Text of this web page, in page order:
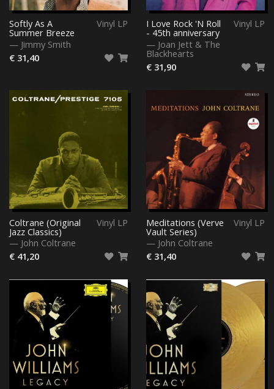
Vinyl LP
Softly As A
Summer Breeze
— Jimmy Smith
€ 31,40
Vinyl LP
I Love Rock 'N Roll
- 45th anniversary
— Joan Jett & The
Blackhearts
€ 31,90
Vinyl LP
Coltrane (Original
Jazz Classics)
— John Coltrane
€ 41,20
Vinyl LP
Meditations (Verve
Vault Series)
— John Coltrane
€ 31,40